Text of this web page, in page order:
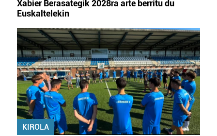
Xabier Berasategik 2028ra arte berritu du
Euskaltelekin
KIROLA